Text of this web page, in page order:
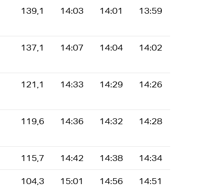
139,1 14:03 14:01 13:59
137,1 14:07 14:04 14:02
121,1 14:33 14:29 14:26
119,6 14:36 14:32 14:28
115,7 14:42 14:38 14:34
104,3 15:01 14:56 14:51